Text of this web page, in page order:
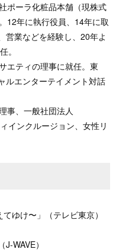
ポーラ化粧品本舗（現株式
12年に執行役員、14年に取
営業などを経験し、20年よ
。
エティの理事に就任。東
ルエンターテイメント対話
事、一般社団法人
インクルージョン、女性リ
ゆけ〜」（テレビ東京）
WAVE）